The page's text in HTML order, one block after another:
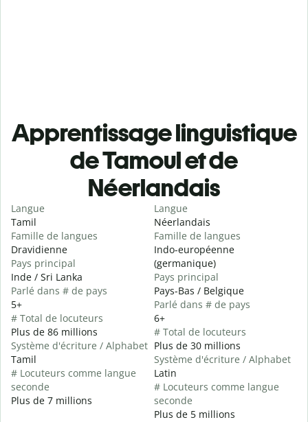
Apprentissage linguistique
de Tamoul et de
Néerlandais
Langue
Tamil
Famille de langues
Dravidienne
Pays principal
Inde / Sri Lanka
Parlé dans # de pays
5+
# Total de locuteurs
Plus de 86 millions
Système d'écriture / Alphabet
Tamil
# Locuteurs comme langue
seconde
Plus de 7 millions
Langue
Néerlandais
Famille de langues
Indo-européenne
(germanique)
Pays principal
Pays-Bas / Belgique
Parlé dans # de pays
6+
# Total de locuteurs
Plus de 30 millions
Système d'écriture / Alphabet
Latin
# Locuteurs comme langue
seconde
Plus de 5 millions